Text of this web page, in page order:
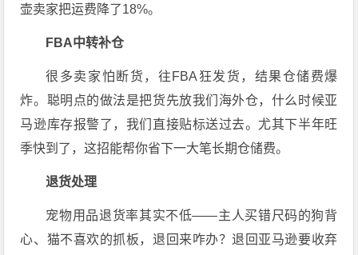
壶卖家把运费降了18%。
FBA中转补仓
很多卖家怕断货，往FBA狂发货，结果仓储费爆
炸。聪明点的做法是把货先放我们海外仓，什么时候亚
马逊库存报警了，我们直接贴标送过去。尤其下半年旺
季快到了，这招能帮你省下一大笔长期仓储费。
退货处理
宠物用品退货率其实不低——主人买错尺码的狗背
心、猫不喜欢的抓板，退回来咋办？退回亚马逊要收弃